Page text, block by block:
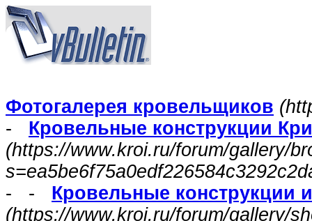
Фотогалерея кровельщиков
- Кровельные конструкции
(https://www.kroi.ru/forum/gallery/
- - Кровельные конструкции
(https://www.kroi.ru/forum/gallery/